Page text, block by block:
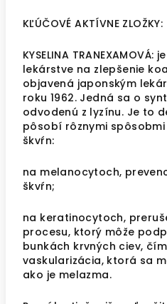
KĽÚČOVÉ AKTÍVNE ZLOŽKY:
KYSELINA
lekárstve na zlepšenie
objavená japonským
roku 1962. Jedná sa o
odvodenú z lyzínu. Je to
pôsobí rôznymi
škvŕn:
na melanocytoch,
škvŕn;
na keratinocytoch,
procesu, ktorý môže
bunkách krvných ciev,
vaskularizácia, ktorá sa
ako je melazma.